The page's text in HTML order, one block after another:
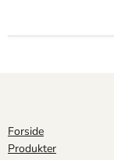
Forside
Produkter